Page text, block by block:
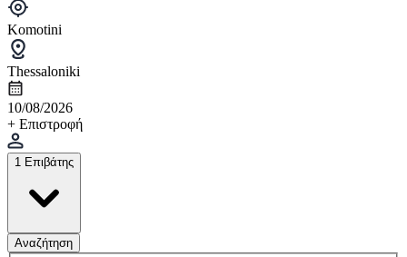
Komotini
Thessaloniki
10/08/2026
+ Επιστροφή
1 Επιβάτης
Αναζήτηση